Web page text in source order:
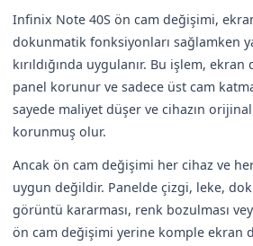
Infinix Note 40S ön cam değişimi,
dokunmatik fonksiyonları sağlamken
kırıldığında uygulanır. Bu işlem,
panel korunur ve sadece üst cam
sayede maliyet düşer ve cihazın
korunmuş olur.
Ancak ön cam değişimi her cihaz ve
uygun değildir. Panelde çizgi, leke,
görüntü kararması, renk bozulması
ön cam değişimi yerine komple ekran